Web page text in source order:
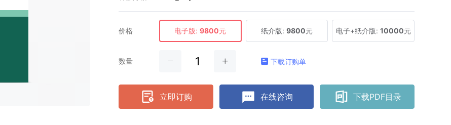
价格 电子版: 9800元 纸介版: 9800元 电子+纸介版: 10000元
数量 下载订购单
立即订购 在线咨询 下载PDF目录